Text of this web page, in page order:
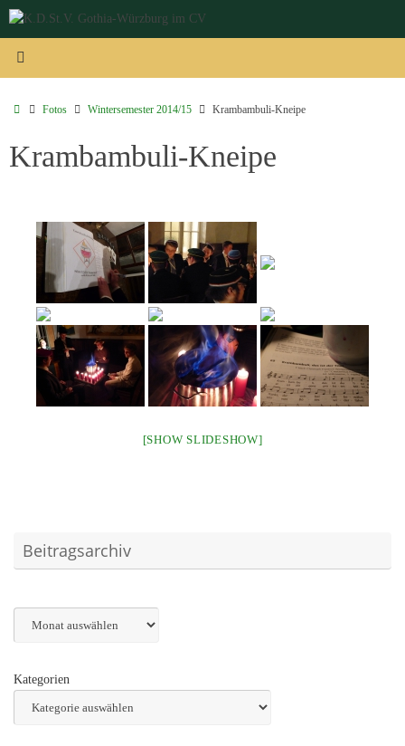
Zum
springen
StartFotos Wintersemester 2014/15 Krambambuli-Kneipe
Krambambuli-Kneipe
[SHOW SLIDESHOW]
Beitragsarchiv
Kategorien